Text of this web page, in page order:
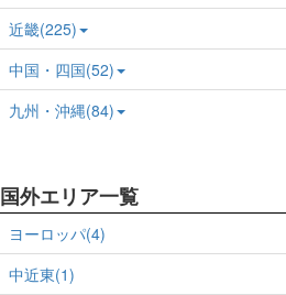
近畿(225)
中国・四国(52)
九州・沖縄(84)
国外エリア一覧
ヨーロッパ(4)
中近東(1)